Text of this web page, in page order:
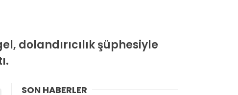
dolandırıcılık şüphesiyle
SON HABERLER